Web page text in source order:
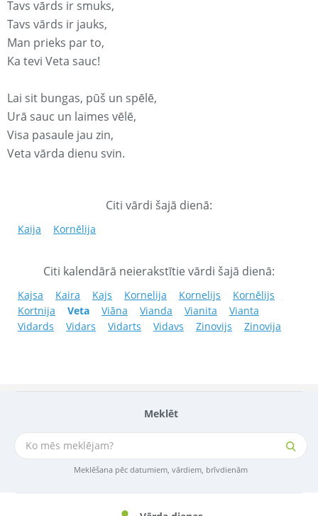
Meklēt
Meklēšana pēc datumiem, vārdiem, brīvdienām
Tavs vārds ir smuks,
Tavs vārds ir jauks,
Man prieks par to,
Ka tevi Veta sauc!
Lai sit bungas, pūš un spēlē,
Urā sauc un laimes vēlē,
Visa pasaule jau zin,
Veta vārda dienu svin.
Citi vārdi šajā dienā:
Kaija Kornēlija
Citi kalendārā neierakstītie vārdi šajā dienā:
Kajsa Kaira Kajs Kornelija Kornelijs
Kornēlijs
Kortnija
Veta Viāna Vianda Vianita
Vianta
Vidards
Vidars Vidarts Vidavs Zinovijs Zinovija